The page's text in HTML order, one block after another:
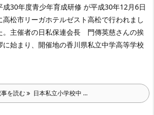
成30年度青少年育成研修 が平成30年12月6日
高松市リーガホテルゼスト高松で行われまし
主催者の日私保連会長 門傳英慈さんの挨
に始まり、開催地の香川県私立中学高等学校
を読む 日本私立小学校中 ...